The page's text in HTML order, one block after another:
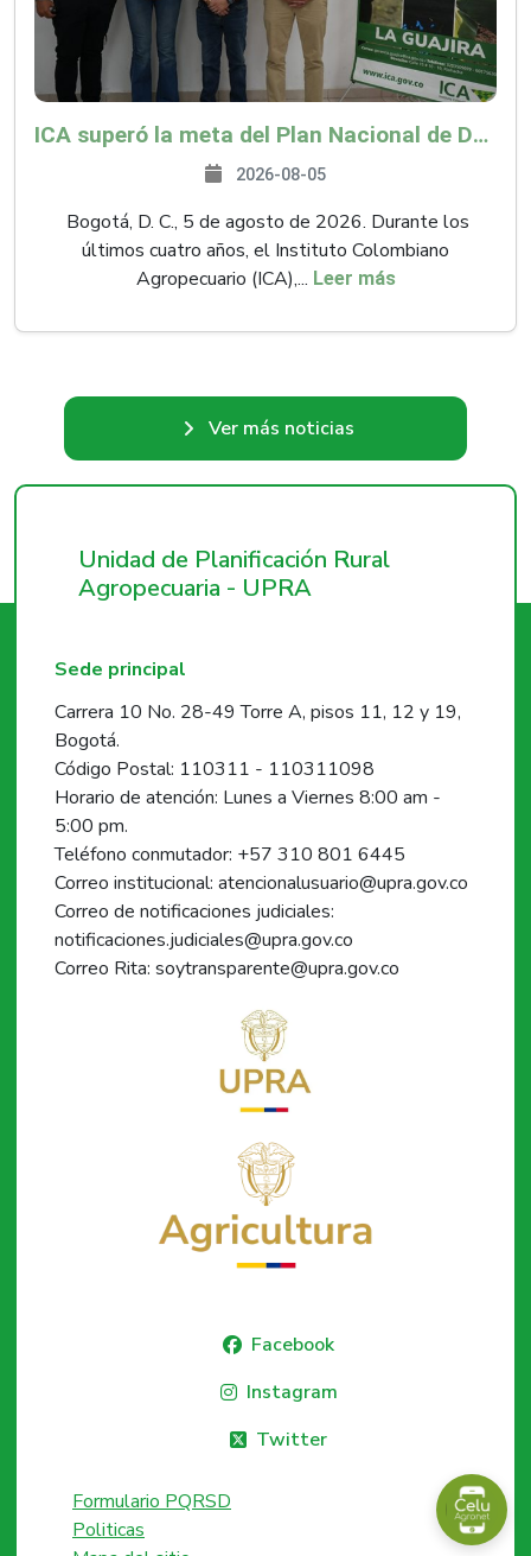
ICA superó la meta del Plan Nacional de Desarrollo y abrió 61 mercados internacionales
2026-08-05
Bogotá, D. C., 5 de agosto de 2026. Durante los
últimos cuatro años, el Instituto Colombiano
Agropecuario (ICA),... Leer más
Ver más noticias
Unidad de Planificación Rural
Agropecuaria - UPRA
Sede principal
Carrera 10 No. 28-49 Torre A, pisos 11, 12 y 19,
Bogotá.
Código Postal: 110311 - 110311098
Horario de atención: Lunes a Viernes 8:00 am -
5:00 pm.
Teléfono conmutador: +57 310 801 6445
Correo institucional: atencionalusuario@upra.gov.co
Correo de notificaciones judiciales:
notificaciones.judiciales@upra.gov.co
Correo Rita: soytransparente@upra.gov.co
Facebook
Instagram
Twitter
Formulario PQRSD
Politicas